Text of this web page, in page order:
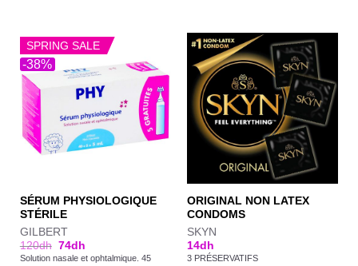
-38%
SPRING SALE
SÉRUM PHYSIOLOGIQUE
STÉRILE
GILBERT
120dh 74dh
Solution nasale et ophtalmique. 45
ORIGINAL NON LATEX
CONDOMS
SKYN
14dh
3 PRÉSERVATIFS